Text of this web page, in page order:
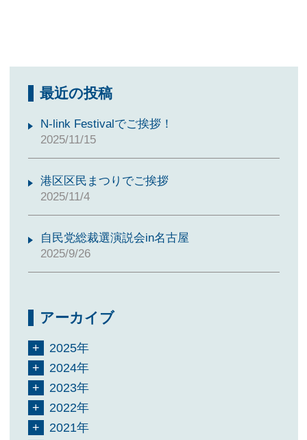
最近の投稿
N-link Festivalでご挨拶！
2025/11/15
港区区民まつりでご挨拶
2025/11/4
自民党総裁選演説会in名古屋
2025/9/26
アーカイブ
2025年
2024年
2023年
2022年
2021年